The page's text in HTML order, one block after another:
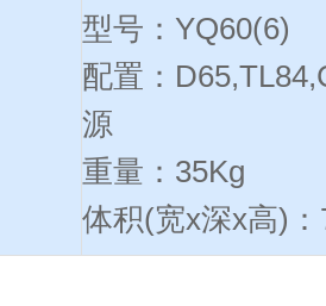
型号：YQ60(6)
配置：
源
重量：35Kg
体积(宽x深x高)